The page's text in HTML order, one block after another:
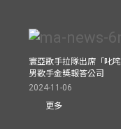
寰亞歌手拉隊出席「叱
男歌手金獎報答公司
2024-11-06
更多